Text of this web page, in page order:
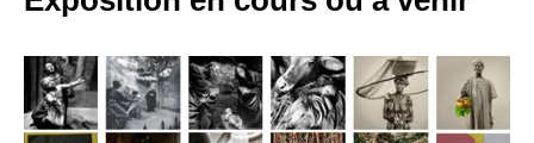
Regarder